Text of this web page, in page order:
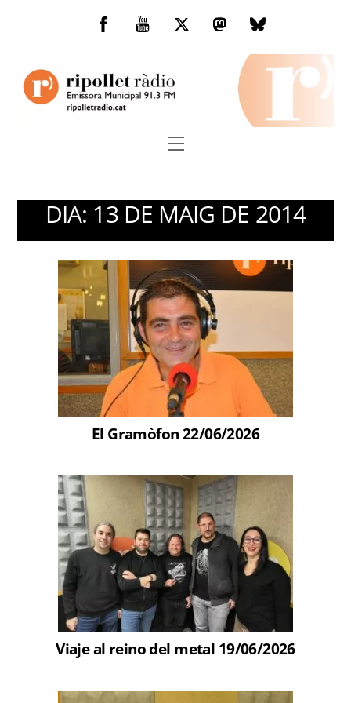
Facebook
You
TwitterMastodonBluesky
Menu
DIA: 13 DE MAIG DE 2014
El Gramòfon 22/06/2026
Viaje al reino del metal 19/06/2026